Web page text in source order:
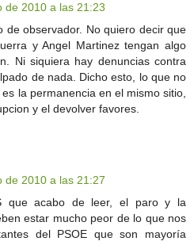
de 2010 a las 21:23
de observador. No quiero decir que
y Angel Martinez tengan algo
Ni siquiera hay denuncias contra
de nada. Dicho esto, lo que no
la permanencia en el mismo sitio,
y el devolver favores.
de 2010 a las 21:27
que acabo de leer, el paro y la
estar mucho peor de lo que nos
del PSOE que son mayoría